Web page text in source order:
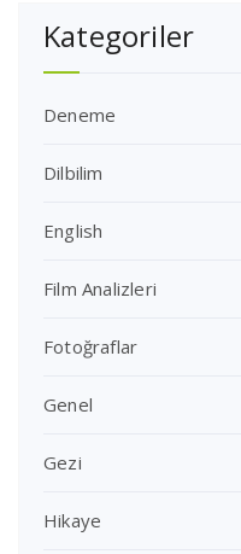
Kategoriler
Deneme
Dilbilim
English
Film Analizleri
Fotoğraflar
Genel
Gezi
Hikaye